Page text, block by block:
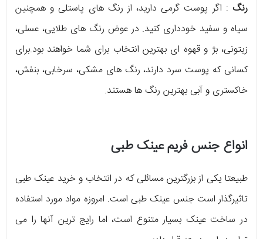
رنگ : اگر پوست گرمی دارید، از رنگ های پاستلی و همچنین
سیاه و سفید خودداری کنید. در عوض رنگ های طلایی، عسلی،
زیتونی، بژ و قهوه ای بهترین انتخاب برای شما خواهند بود.برای
کسانی که پوست سرد دارند، رنگ های مشکی، سرخابی، بنفش،
خاکستری و آبی بهترین رنگ ها هستند.
انواع جنس فریم عینک طبی
طبیعتا یکی از بزرگترین مسائلی که در انتخاب و خرید عینک طبی
تاثیرگذار است جنس عینک طبی است. امروزه مواد مورد استفاده
در ساخت عینک بسیار متنوع است، اما رایج ترین آنها را می